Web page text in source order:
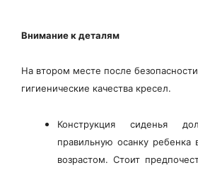
Внимание к деталям
На втором месте после
гигиенические качества кресел.
Конструкция сиденья
правильную осанку ребенка
возрастом. Стоит